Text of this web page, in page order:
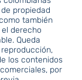
propiedad
también
derecho
Queda
los contenidos
por